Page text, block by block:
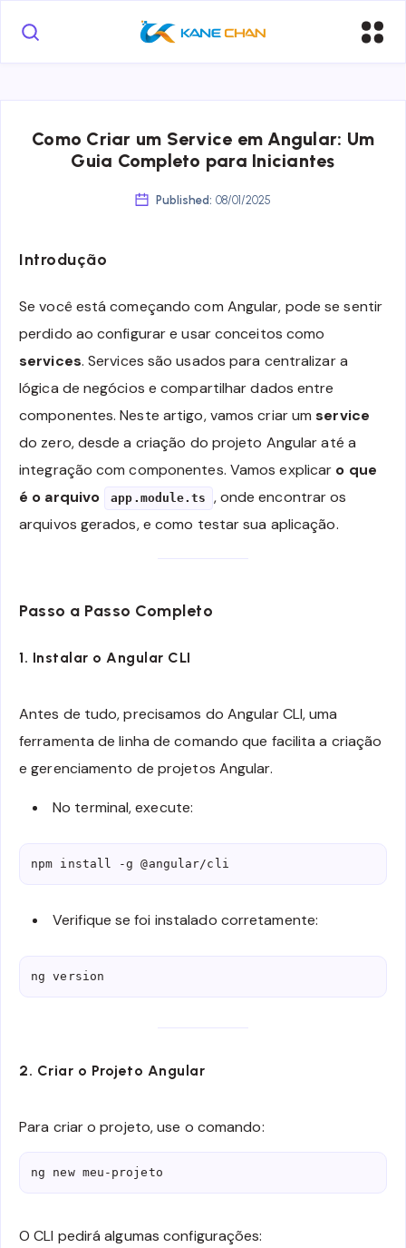
Como Criar um Service em Angular: Um
Guia Completo para Iniciantes
Published: 08/01/2025
Introdução
Se você está começando com Angular, pode se sentir
perdido ao configurar e usar conceitos como
services. Services são usados para centralizar a
lógica de negócios e compartilhar dados entre
componentes. Neste artigo, vamos criar umservice
do zero, desde a criação do projeto Angular até a
integração com componentes. Vamos explicar o que
é o arquivo
app.module.ts
, onde encontrar os
arquivos gerados, e como testar sua aplicação.
Passo a Passo Completo
1. Instalar o Angular CLI
Antes de tudo, precisamos do Angular CLI, uma
ferramenta de linha de comando que facilita a criação
e gerenciamento de projetos Angular.
No terminal, execute:
npm install -g @angular/cli
Verifique se foi instalado corretamente:
ng version
2. Criar o Projeto Angular
Para criar o projeto, use o comando:
ng new meu-projeto
O CLI pedirá algumas configurações: